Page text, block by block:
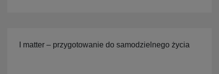
I matter – przygotowanie do samodzielnego życia